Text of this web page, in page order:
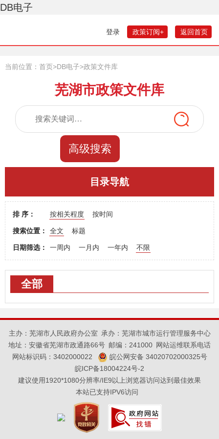
DB电子
登录 政策订阅+ 返回首页
当前位置： 首页>DB电子>政策文件库
芜湖市政策文件库
高级搜索
目录导航
排 序： 按相关程度 按时间
搜索位置： 全文 标题
日期筛选： 一周内 一月内 一年内 不限
全部
主办：芜湖市人民政府办公室 承办：芜湖市城市运行管理服务中心
地址：安徽省芜湖市政通路66号 邮编：241000 网站运维联系电话
网站标识码：3402000022
皖公网安备 34020702000325号
皖ICP备18004224号-2
建议使用1920*1080分辨率/IE9以上浏览器访问达到最佳效果
本站已支持IPV6访问